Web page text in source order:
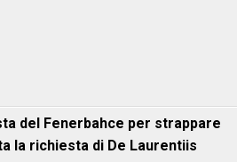
del Fenerbahce per strappare
la richiesta di De Laurentiis